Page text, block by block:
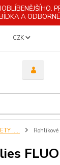
A
CZK
.....